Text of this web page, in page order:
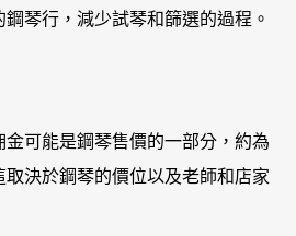
琴行，減少試琴和篩選的過程。
可能是鋼琴售價的一部分，約為
決於鋼琴的價位以及老師和店家